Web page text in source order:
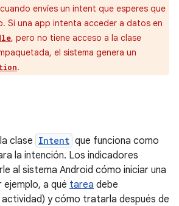
cuando envíes un intent que esperes que
Si una app intenta acceder a datos en
, pero no tiene acceso a la clase
el sistema genera un
.
clase Intent que funciona como
la intención. Los indicadores
al sistema Android cómo iniciar una
a qué tarea debe
y cómo tratarla después de